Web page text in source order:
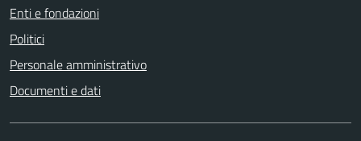
Enti e fondazioni
Politici
Personale amministrativo
Documenti e dati